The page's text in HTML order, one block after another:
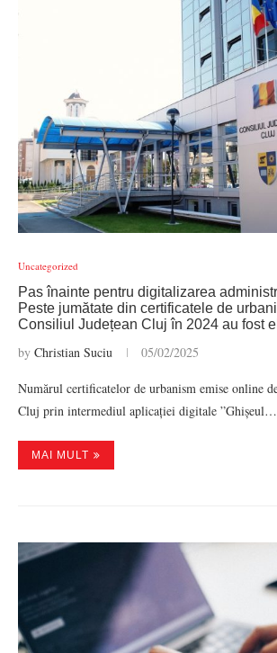
Uncategorized
Pas înainte pentru digitalizarea
Peste jumătate din certificatele de
Consiliul Județean Cluj în 2024 au fost
by Christian Suciu 05/02/2025
Numărul certificatelor de urbanism emise online
Cluj prin intermediul aplicației digitale ”Ghișeul…
MAI MULT